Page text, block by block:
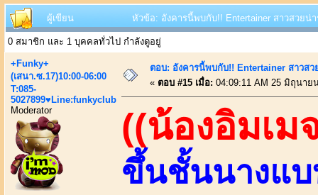
ผู้เขียน หัวข้อ: อังคารนี้พบกับ!! Entertainer สาวสวยน่
0 สมาชิก และ 1 บุคคลทั่วไป กำลังดูอยู่
+Funky+
(เสนา.ซ.17)10:00-06:00
T:085-
5027899♥Line:funkyclub
Moderator
ตอบ: อังคารนี้พบกับ!! Entertainer สาวส
« ตอบ #15 เมื่อ: 04:09:11 AM 25 มิถุนาย
((น้องอิมเม
ขึ้นชั้นนางแ